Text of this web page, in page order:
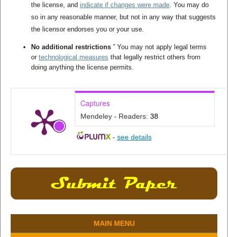
the license, and indicate if changes were made. You may do
so in any reasonable manner, but not in any way that suggests
the licensor endorses you or your use.
No additional restrictions” You may not apply legal terms
or technological measures that legally restrict others from
doing anything the license permits.
Captures
Mendeley - Readers: 38
- see details
MAIN MENU